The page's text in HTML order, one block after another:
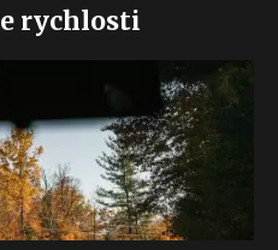
rychlosti